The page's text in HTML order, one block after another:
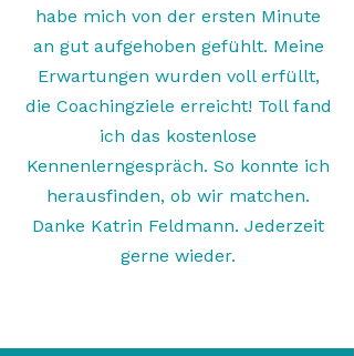
habe mich von der ersten Minute
an gut aufgehoben gefühlt. Meine
Erwartungen wurden voll erfüllt,
die Coachingziele erreicht! Toll fand
ich das kostenlose
Kennenlerngespräch. So konnte ich
herausfinden, ob wir matchen.
Danke Katrin Feldmann. Jederzeit
gerne wieder.